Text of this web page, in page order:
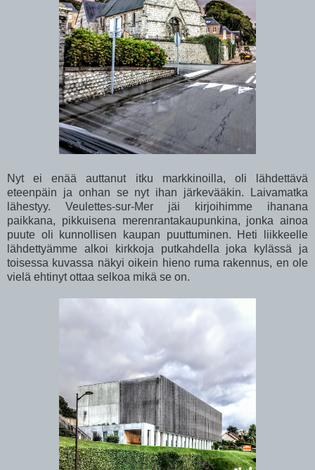
Nyt ei enää auttanut itku markkinoilla, oli lähdettävä
eteenpäin ja onhan se nyt ihan järkevääkin. Laivamatka
lähestyy. Veulettes-sur-Mer jäi kirjoihimme ihanana
paikkana, pikkuisena merenrantakaupunkina, jonka ainoa
puute oli kunnollisen kaupan puuttuminen. Heti liikkeelle
lähdettyämme alkoi kirkkoja putkahdella joka kylässä ja
toisessa kuvassa näkyi oikein hieno ruma rakennus, en ole
vielä ehtinyt ottaa selkoa mikä se on.